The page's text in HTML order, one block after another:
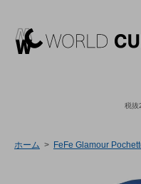
税抜
ホーム > FeFe Glamour